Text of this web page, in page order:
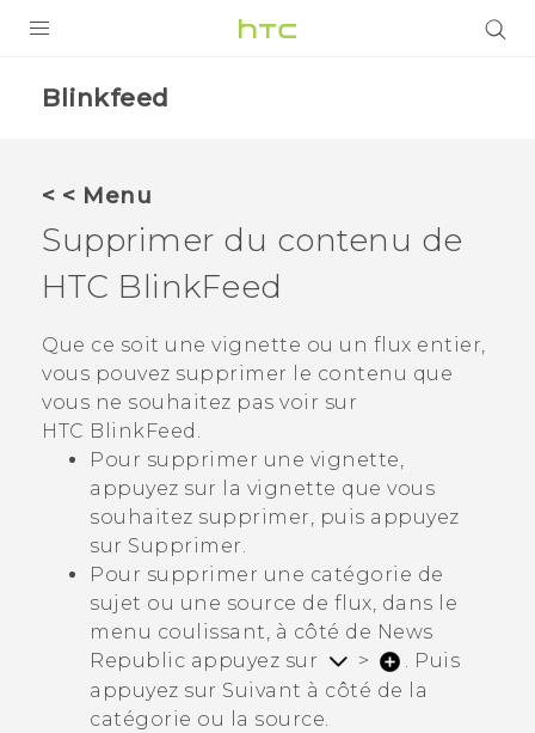
ASSISTANCE
Appareils HTC & Accessoires
Connexion
Blinkfeed
< < Menu
Supprimer du contenu de
HTC BlinkFeed
Que ce soit une vignette ou un flux entier,
vous pouvez supprimer le contenu que
vous ne souhaitez pas voir sur
HTC BlinkFeed
Pour supprimer une vignette,
appuyez sur la vignette que vous
souhaitez supprimer, puis appuyez
sur Supprimer
Pour supprimer une catégorie de
sujet ou une source de flux, dans le
menu coulissant, à côté de News
Republic appuyez sur >
. Puis
appuyez sur Suivant à côté de la
catégorie ou la source.